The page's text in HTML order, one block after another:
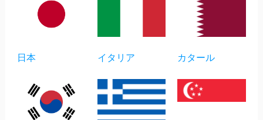
日本 イタリア カタール